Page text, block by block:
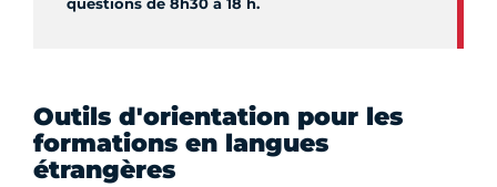
questions de 8h30 à 18 h.
Outils d'orientation pour les
formations en langues
étrangères